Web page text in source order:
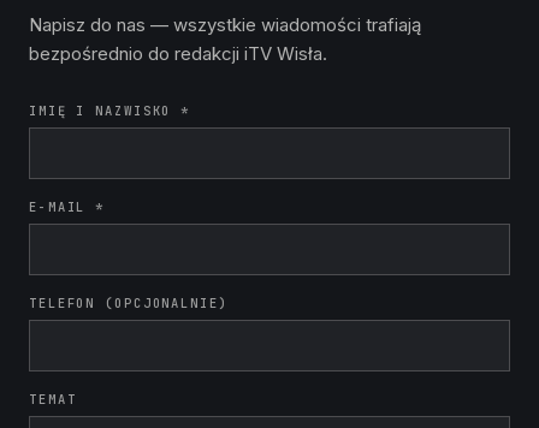
Napisz do nas — wszystkie wiadomości trafiają
bezpośrednio do redakcji iTV Wisła.
IMIĘ I NAZWISKO *
E-MAIL *
TELEFON (OPCJONALNIE)
TEMAT